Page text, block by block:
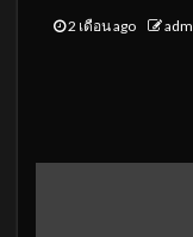
2 เดือน ago